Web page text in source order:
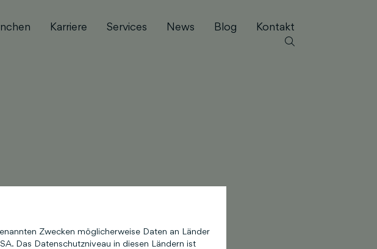
Karriere Services News Blog Kontakt
Zwecken möglicherweise Daten an Länder
Das Datenschutzniveau in diesen Ländern ist